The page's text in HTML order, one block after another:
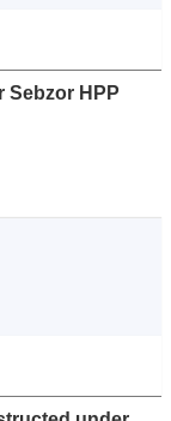
Sebzor HPP